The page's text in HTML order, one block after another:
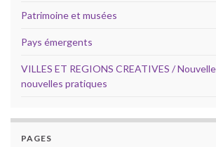
Patrimoine et musées
Pays émergents
VILLES ET REGIONS CREATIVES /
nouvelles pratiques
PAGES